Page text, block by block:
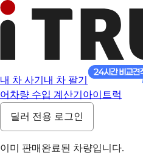
내 차 사기 내 차 팔기
어 차량 수입 계산기 아이트럭
딜러 전용 로그인
이미 판매완료된 차량입니다.